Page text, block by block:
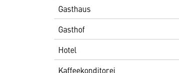
Gasthaus
Gasthof
Hotel
Kaffeekonditorei